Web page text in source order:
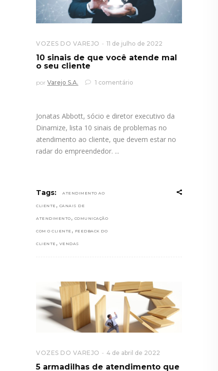
VOZES DO VAREJO 11 de julho de 2022
10 sinais de que você atende mal
o seu cliente
por Varejo S.A. 1 comentário
Jonatas Abbott, sócio e diretor executivo da
Dinamize, lista 10 sinais de problemas no
atendimento ao cliente, que devem estar no
radar do empreendedor.
Tags: ATENDIMENTO AO
CLIENTE , CANAIS DE
ATENDIMENTO , COMUNICAÇÃO
COM O CLIENTE , FEEDBACK DO
CLIENTE , VENDAS
VOZES DO VAREJO 4 de abril de 2022
5 armadilhas de atendimento que